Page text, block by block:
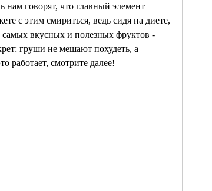
нам говорят, что главный элемент
с этим смириться, ведь сидя на диете,
самых вкусных и полезных фруктов -
груши не мешают похудеть, а
работает, смотрите далее!